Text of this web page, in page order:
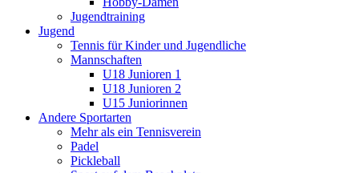
Jugendtraining
Jugend
Tennis für Kinder und Jugendliche
Mannschaften
U18 Junioren 1
U18 Junioren 2
U15 Juniorinnen
Andere Sportarten
Mehr als ein Tennisverein
Padel
Pickleball